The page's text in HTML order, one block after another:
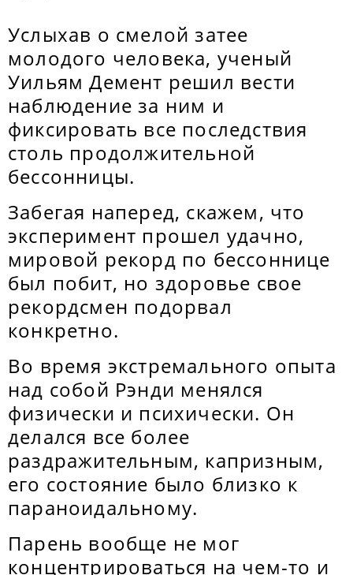
Услыхав о смелой затее
молодого человека, ученый
Уильям Демент решил вести
наблюдение за ним и
фиксировать все последствия
столь продолжительной
бессонницы.
Забегая наперед, скажем, что
эксперимент прошел удачно,
мировой рекорд по бессоннице
был побит, но здоровье свое
рекордсмен подорвал
конкретно.
Во время экстремального опыта
над собой Рэнди менялся
физически и психически. Он
делался все более
раздражительным, капризным,
его состояние было близко к
параноидальному.
Парень вообще не мог
концентрироваться на чем-то и